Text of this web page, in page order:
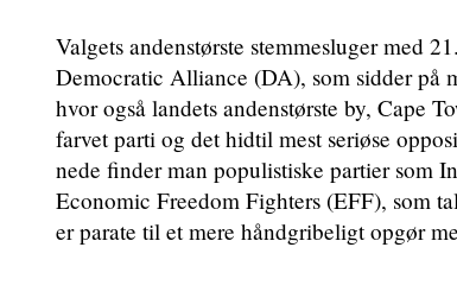
Valgets andenstørste stemmesluger med
Democratic Alliance (DA), som sidder på
hvor også landets andenstørste by, Cape
farvet parti og det hidtil mest seriøse
nede finder man populistiske partier som
Economic Freedom Fighters (EFF), som
er parate til et mere håndgribeligt opgør